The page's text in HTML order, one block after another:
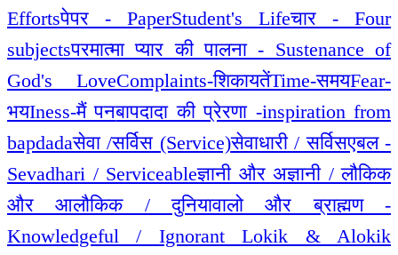
Effortsपेपर - PaperStudent's Lifeचार - Four
subjectsपरमात्मा प्यार की पालना - Sustenance of
God's LoveComplaints-शिकायतेंTime-समयFear-
भयIness-मैं पनबापदादा की प्रेरणा -inspiration from
bapdadaसेवा /सर्विस (Service)सेवाधारी / सर्विसएबल -
Sevadhari / Serviceableज्ञानी और अज्ञानी / लौकिक
और आलौकिक / दुनियावालो और ब्राह्मण -
Knowledgeful / Ignorant Lokik & Alokik